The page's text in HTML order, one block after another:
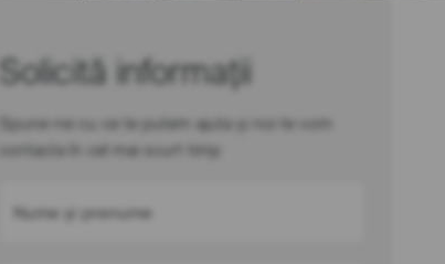
Solicită informații
Spune-ne cu ce te putem ajuta și noi te vom
contacta în cel mai scurt timp
Nume și prenume